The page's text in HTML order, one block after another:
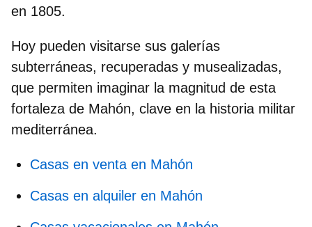
en 1805.
Hoy pueden visitarse sus galerías
subterráneas, recuperadas y musealizadas,
que permiten imaginar la magnitud de esta
fortaleza de Mahón, clave en la historia militar
mediterránea.
Casas en venta en Mahón
Casas en alquiler en Mahón